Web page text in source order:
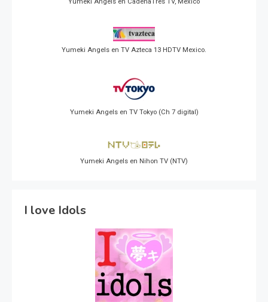
Yumeki Angels en TV Azteca 13 HDTV Mexico.
Yumeki Angels en TV Tokyo (Ch 7 digital)
Yumeki Angels en Nihon TV (NTV)
I love Idols